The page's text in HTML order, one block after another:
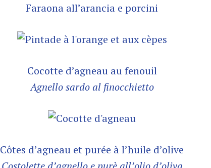
Faraona all’arancia e porcini
Cocotte d’agneau au fenouil
Agnello sardo al finocchietto
Côtes d’agneau et purée à l’huile d’olive